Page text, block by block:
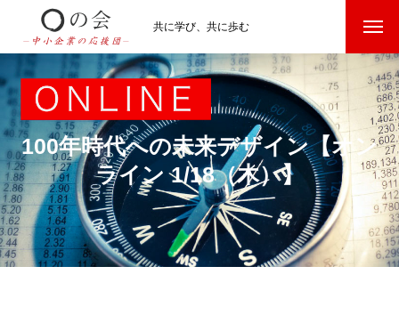
共に学び、共に歩む
100年時代への未来デザイン【オン
ライン 1/18（木）】